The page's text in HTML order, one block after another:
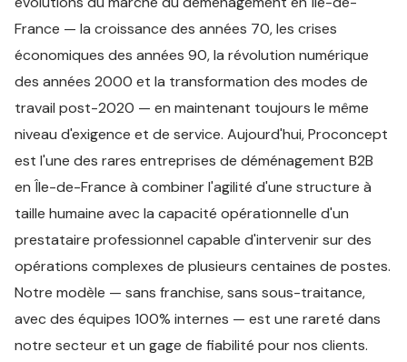
France — la croissance des années 70, les crises
économiques des années 90, la révolution numérique
des années 2000 et la transformation des modes de
travail post-2020 — en maintenant toujours le même
niveau d'exigence et de service. Aujourd'hui, Proconcept
est l'une des rares entreprises de déménagement B2B
en Île-de-France à combiner l'agilité d'une structure à
taille humaine avec la capacité opérationnelle d'un
prestataire professionnel capable d'intervenir sur des
opérations complexes de plusieurs centaines de postes.
Notre modèle — sans franchise, sans sous-traitance,
avec des équipes 100% internes — est une rareté dans
notre secteur et un gage de fiabilité pour nos clients.